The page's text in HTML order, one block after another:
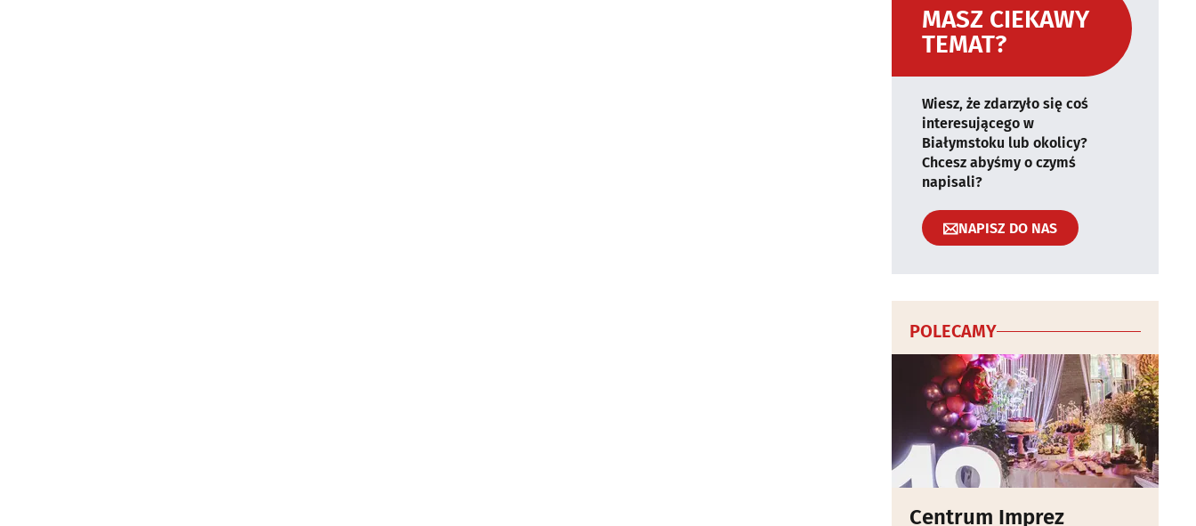
MASZ CIEKAWY
TEMAT?
Wiesz, że zdarzyło się coś
interesującego w
Białymstoku lub okolicy?
Chcesz abyśmy o czymś
napisali?
NAPISZ DO NAS
POLECAMY
Centrum Imprez